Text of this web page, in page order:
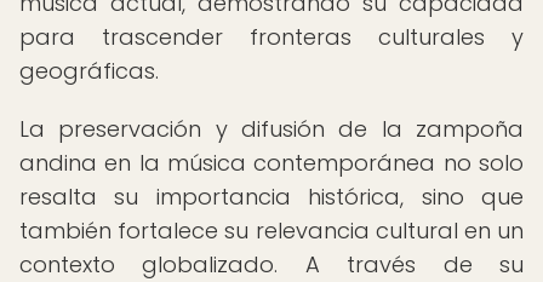
para trascender fronteras culturales y
geográficas.
La preservación y difusión de la zampoña
andina en la música contemporánea no solo
resalta su importancia histórica, sino que
también fortalece su relevancia cultural en un
contexto globalizado. A través de su